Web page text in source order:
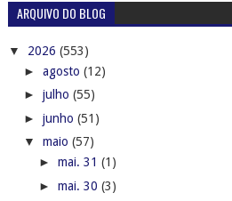
ARQUIVO DO BLOG
▼ 2026 (553)
► agosto (12)
► julho (55)
► junho (51)
▼ maio (57)
► mai. 31 (1)
► mai. 30 (3)